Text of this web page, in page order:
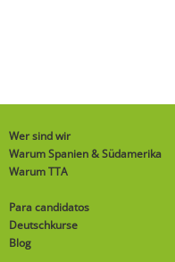
Wer sind wir
Warum Spanien & Südamerika
Warum TTA
Para candidatos
Deutschkurse
Blog